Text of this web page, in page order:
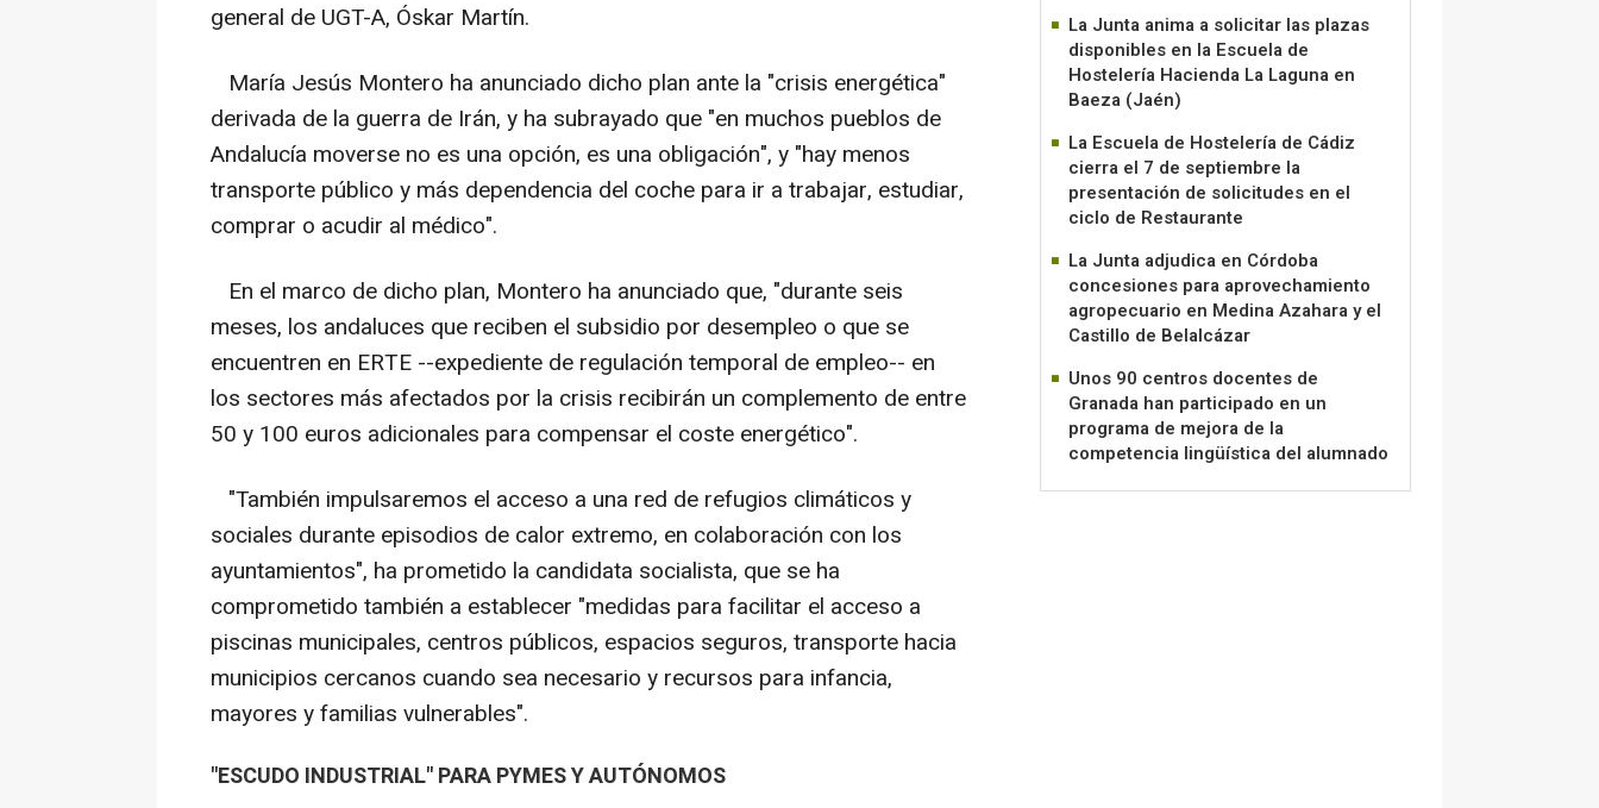
general de UGT-A, Óskar Martín.
María Jesús Montero ha anunciado dicho plan ante la "crisis energética"
derivada de la guerra de Irán, y ha subrayado que "en muchos pueblos de
Andalucía moverse no es una opción, es una obligación", y "hay menos
transporte público y más dependencia del coche para ir a trabajar, estudiar,
comprar o acudir al médico".
En el marco de dicho plan, Montero ha anunciado que, "durante seis
meses, los andaluces que reciben el subsidio por desempleo o que se
encuentren en ERTE --expediente de regulación temporal de empleo-- en
los sectores más afectados por la crisis recibirán un complemento de entre
50 y 100 euros adicionales para compensar el coste energético".
"También impulsaremos el acceso a una red de refugios climáticos y
sociales durante episodios de calor extremo, en colaboración con los
ayuntamientos", ha prometido la candidata socialista, que se ha
comprometido también a establecer "medidas para facilitar el acceso a
piscinas municipales, centros públicos, espacios seguros, transporte hacia
municipios cercanos cuando sea necesario y recursos para infancia,
mayores y familias vulnerables".
"ESCUDO INDUSTRIAL" PARA PYMES Y AUTÓNOMOS
La Junta anima a solicitar las plazas
disponibles en la Escuela de
Hostelería Hacienda La Laguna en
Baeza (Jaén)
La Escuela de Hostelería de Cádiz
cierra el 7 de septiembre la
presentación de solicitudes en el
ciclo de Restaurante
La Junta adjudica en Córdoba
concesiones para aprovechamiento
agropecuario en Medina Azahara y el
Castillo de Belalcázar
Unos 90 centros docentes de
Granada han participado en un
programa de mejora de la
competencia lingüística del alumnado